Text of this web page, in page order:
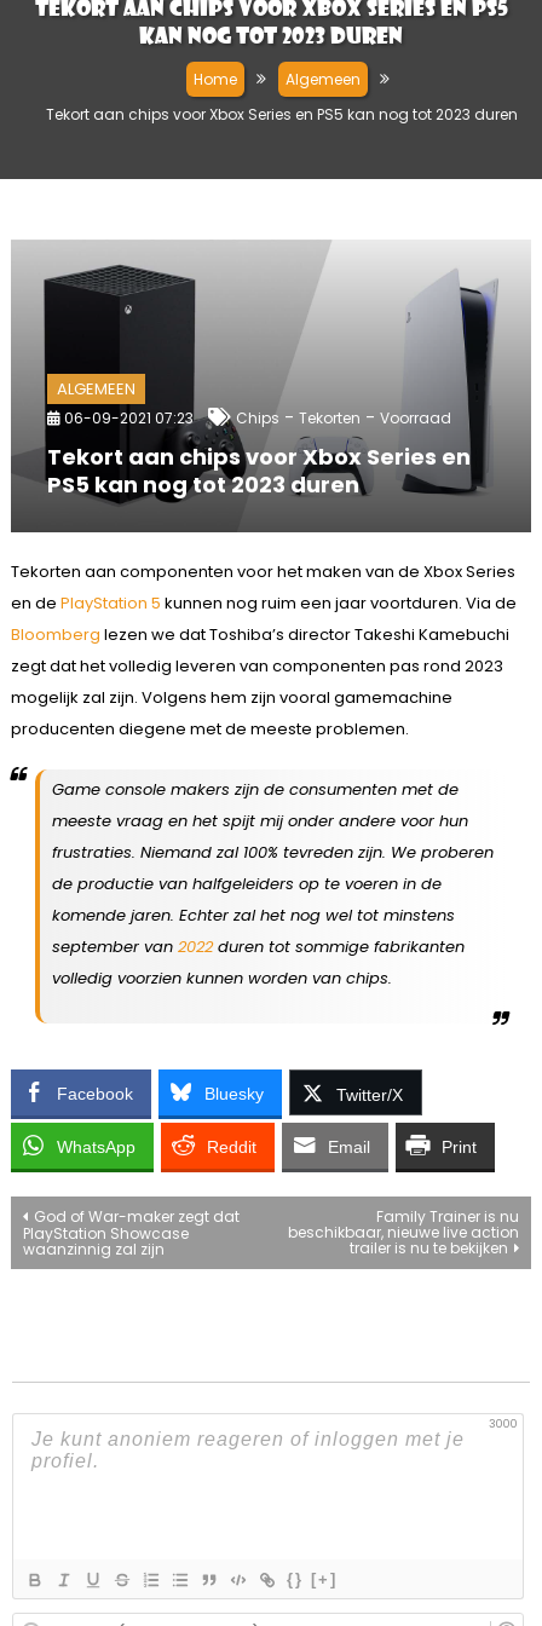
Tekort aan chips voor Xbox Series en PS5
kan nog tot 2023 duren
Home
Algemeen
Tekort aan chips voor Xbox Series en PS5 kan nog tot 2023 duren
ALGEMEEN
06-09-2021 07:23 Chips - Tekorten - Voorraad
Tekort aan chips voor Xbox Series en
PS5 kan nog tot 2023 duren
Tekorten aan componenten voor het maken van de Xbox Series
en de PlayStation 5 kunnen nog ruim een jaar voortduren. Via de
Bloomberg lezen we dat Toshiba’s director Takeshi Kamebuchi
zegt dat het volledig leveren van componenten pas rond 2023
mogelijk zal zijn. Volgens hem zijn vooral gamemachine
producenten diegene met de meeste problemen.
Game console makers zijn de consumenten met de
meeste vraag en het spijt mij onder andere voor hun
frustraties. Niemand zal 100% tevreden zijn. We proberen
de productie van halfgeleiders op te voeren in de
komende jaren. Echter zal het nog wel tot minstens
september van 2022duren tot sommige fabrikanten
volledig voorzien kunnen worden van chips.
Facebook Bluesky Twitter/X
WhatsApp Reddit Email Print
Bericht
navigatie
God of War-maker zegt dat
PlayStation Showcase
waanzinnig zal zijn
Family Trainer is nu
beschikbaar, nieuwe live action
trailer is nu te bekijken
3000
{} [+]